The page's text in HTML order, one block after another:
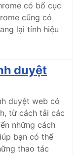
có bố cục
cũng có
lại tính hiệu
duyệt
duyệt web có
từ cách tải các
những cách
bạn có thể
thao tác